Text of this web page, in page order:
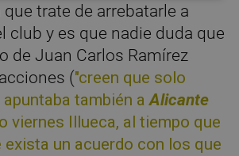
que trate de arrebatarle a
club y es que nadie duda que
de Juan Carlos Ramírez
("creen que solo
apuntaba también aAlicante
viernes Illueca, al tiempo que
exista un acuerdo con los que